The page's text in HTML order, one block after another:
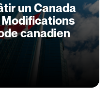
un Canada
canadien